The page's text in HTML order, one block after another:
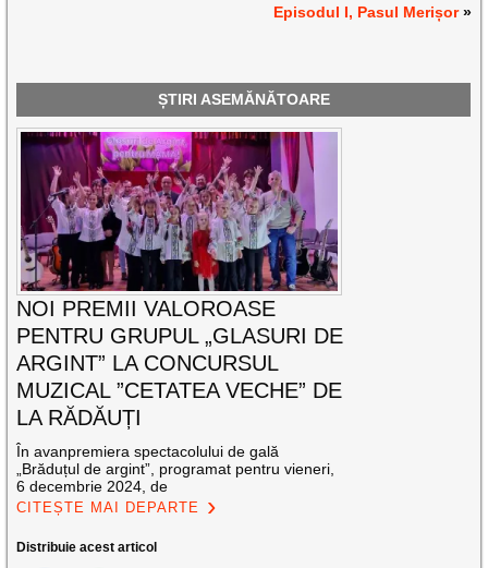
Episodul I, Pasul Merișor»
ȘTIRI ASEMĂNĂTOARE
NOI PREMII VALOROASE
PENTRU GRUPUL „GLASURI DE
ARGINT” LA CONCURSUL
MUZICAL ”CETATEA VECHE” DE
LA RĂDĂUȚI
În avanpremiera spectacolului de gală
„Brăduțul de argint”, programat pentru vieneri,
6 decembrie 2024, de
CITEȘTE MAI DEPARTE
Distribuie acest articol